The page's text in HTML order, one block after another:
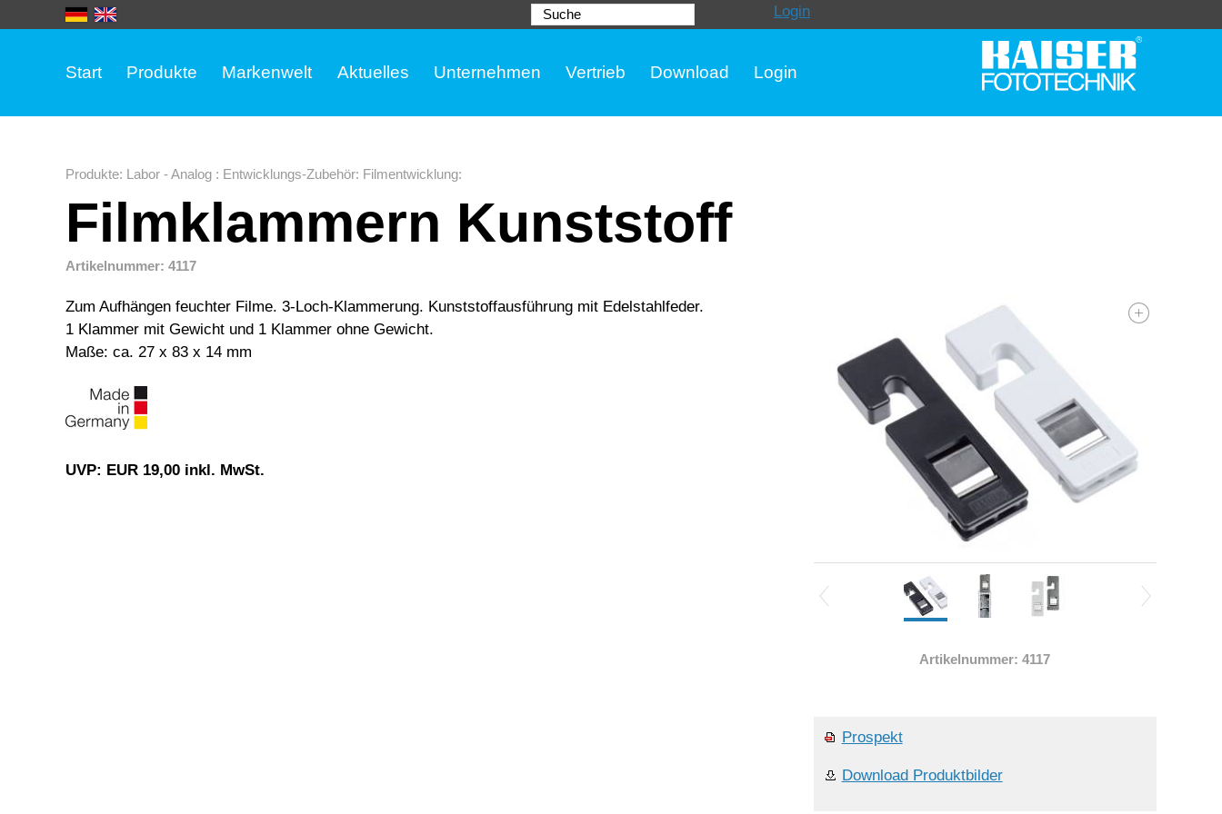
Suche Login
Start Produkte Markenwelt Aktuelles Unternehmen Vertrieb Download Login
Produkte: Labor - Analog : Entwicklungs-Zubehör: Filmentwicklung:
Filmklammern Kunststoff
Artikelnummer: 4117
Zum Aufhängen feuchter Filme. 3-Loch-Klammerung. Kunststoffausführung mit Edelstahlfeder.
1 Klammer mit Gewicht und 1 Klammer ohne Gewicht.
Maße: ca. 27 x 83 x 14 mm
UVP: EUR 19,00 inkl. MwSt.
Artikelnummer: 4117
Prospekt
Download Produktbilder